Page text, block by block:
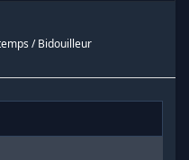
/ Bidouilleur